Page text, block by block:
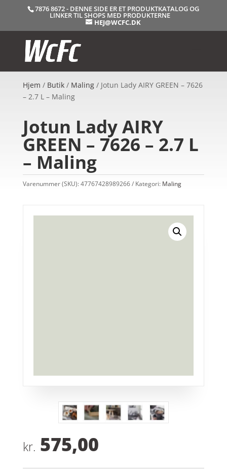
7876 8672 - DENNE SIDE ER ET PRODUKTKATALOG OG
LINKER TIL SHOPS MED PRODUKTERNE
HEJ@WCFC.DK
Hjem / Butik/ Maling/ Jotun Lady AIRY GREEN – 7626
– 2.7 L – Maling
Jotun Lady AIRY
GREEN – 7626 – 2.7 L
– Maling
Varenummer (SKU):47767428989266 Kategori: Maling
kr. 575,00